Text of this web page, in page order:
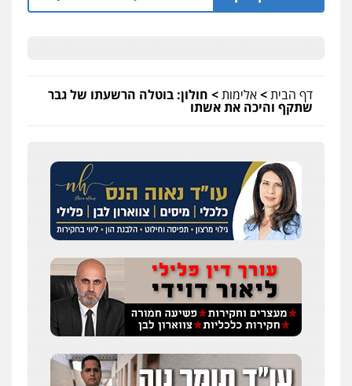
דף הבית>אלימות> חולון: בוטלה הרשעתו של גבר
שתקף והיכה את אשתו